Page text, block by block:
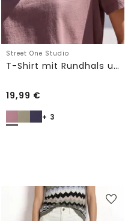
Street One Studio
T-Shirt mit Rundhals und Embroidery-Detail
19,99 €
+ 3